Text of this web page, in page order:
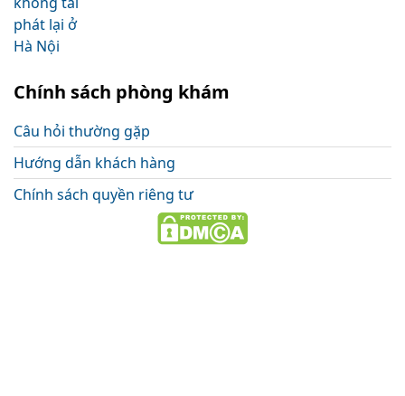
Chính sách phòng khám
Câu hỏi thường gặp
Hướng dẫn khách hàng
Chính sách quyền riêng tư